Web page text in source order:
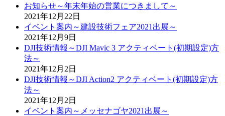
お知らせ～年末年始の営業につきまして～
2021年12月22日
イベント案内～建設技術フェア2021出展～
2021年12月9日
DJI技術情報～DJI Mavic 3 アクティベート(初期設定)方
法～
2021年12月2日
DJI技術情報～DJI Action2 アクティベート(初期設定)方
法～
2021年12月2日
イベント案内～メッセナゴヤ2021出展～